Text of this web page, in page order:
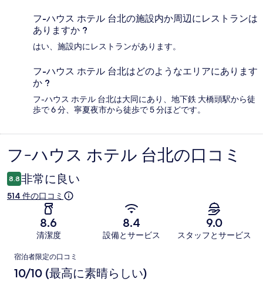
フ-ハウス ホテル 台北の施設内か周辺にレストランは
ありますか ?
はい、施設内にレストランがあります。
フ-ハウス ホテル 台北はどのようなエリアにあります
か ?
フ-ハウス ホテル 台北は大同にあり、地下鉄 大橋頭駅から徒
歩で 6 分、寧夏夜市から徒歩で 5 分ほどです。
口
コ
ミ
フ-ハウス ホテル 台北の口コミ
8.8 非常に良い
514 件の口コミ
8.6
清潔度
8.4
設備とサービス
9.0
スタッフとサービス
口
コ
宿泊者限定の口コミ
10/10 (最高に素晴らしい)